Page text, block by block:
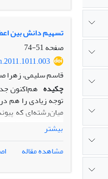
تسهیم دانش بین
صفحه51-74
قاسم سلیمی، زهرا
چکیده هم‌اکنون
توجه زیادی را هم
میان‌رشته‌ای که
صاحب‌نظران
دانش افراد
تجربی است. در این
عالی، بررسی و
مؤثر بر تسهیم
بیشتر
مشاهده مقاله